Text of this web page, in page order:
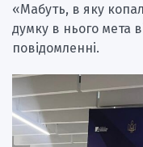
«Мабуть, в яку
думку в нього мета
повідомленні.